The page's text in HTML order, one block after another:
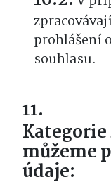
prohlášení
souhlasu.
můžeme
údaje: